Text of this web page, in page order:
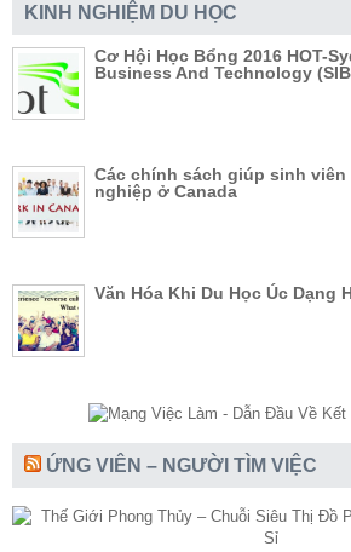
KINH NGHIỆM DU HỌC
Cơ Hội Học Bổng 2016 HOT-
Business And Technology
Các chính sách giúp sinh viên
nghiệp ở Canada
Văn Hóa Khi Du Học Úc Dạng
ỨNG VIÊN – NGƯỜI TÌM VIỆC